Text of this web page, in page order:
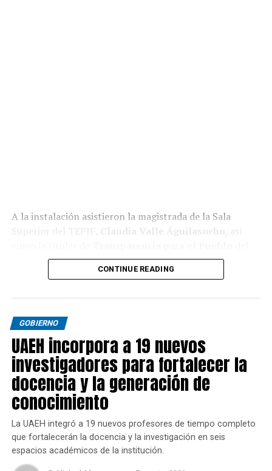
A la instalación asistieron la magistrada de la Sala
Superior del TEPJF,
Claudia Valle Águilasocho
Gobierno de México,María Tanivet Ramos Reyes
CONTINUE READING
GOBIERNO
UAEH incorpora a 19 nuevos
investigadores para fortalecer la
docencia y la generación de
conocimiento
La UAEH integró a 19 nuevos profesores de tiempo completo
que fortalecerán la docencia y la investigación en seis
espacios académicos de la institución.